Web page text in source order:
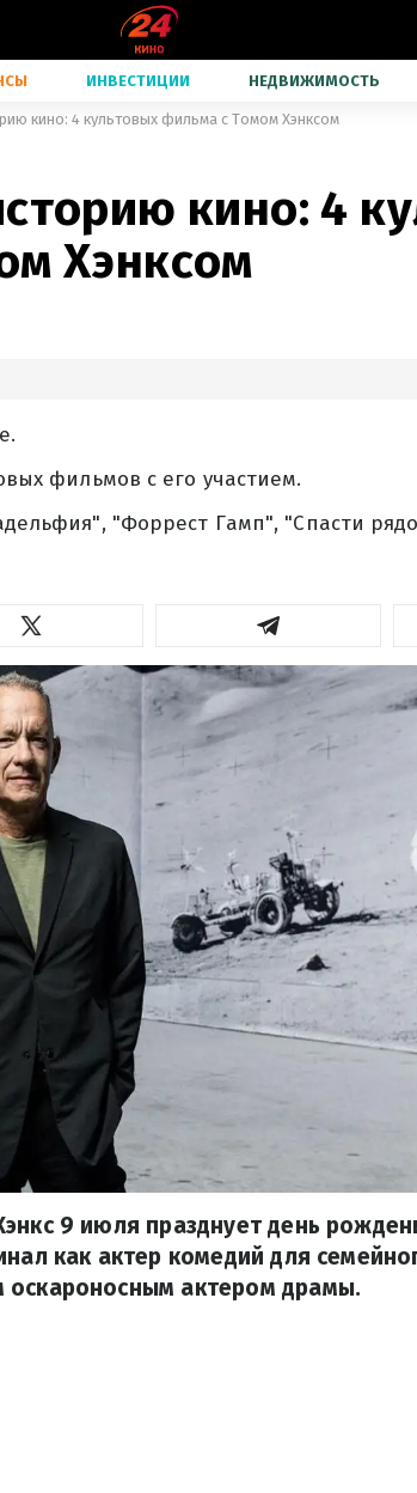
ИНВЕСТИЦИИ НЕДВИЖИМОСТЬ
кино: 4 культовых фильма с Томом Хэнксом
кино: 4
Хэнксом
фильмов с его участием.
"Форрест Гамп", "Спасти
9 июля празднует день
как актер комедий для
оскароносным актером драмы.